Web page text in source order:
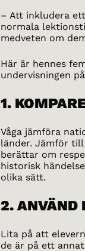
– Att inkludera
normala
medveten om
Här är hennes
undervisningen
1.
Våga jämföra
länder. Jämför till
berättar om
historisk
olika sätt.
2. ANVÄND
Lita på att
de är på ett